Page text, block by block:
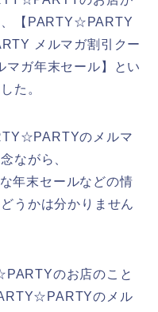
、【PARTY☆PARTY
メルマガ割引クー
ガ年末セール】とい
た。
のメルマ
ながら、
年末セールなどの情
うかは分かりません
のお店のこと
のメル